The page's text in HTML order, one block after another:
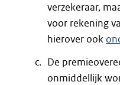
verzekeraar,
voor rekening
hierover ook
De
onmiddellijk